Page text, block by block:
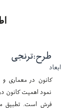
ابعاد
طرح:ترنجی
کانون در معماری و
نمود اهمیت کانون
فرش است. تطبیق